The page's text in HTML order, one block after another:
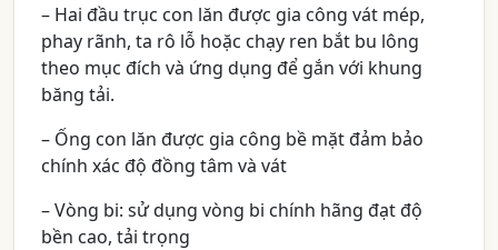
– Hai đầu trục con lăn được gia công vát mép,
phay rãnh, ta rô lỗ hoặc chạy ren bắt bu lông
theo mục đích và ứng dụng để gắn với khung
băng tải.
– Ống con lăn được gia công bề mặt đảm bảo
chính xác độ đồng tâm và vát
– Vòng bi: sử dụng vòng bi chính hãng đạt độ
bền cao, tải trọng